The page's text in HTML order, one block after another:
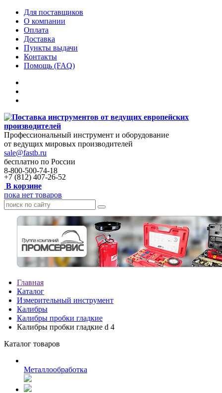
Для поставщиков
О компании
Оплата
Доставка
Пункты выдачи
Контакты
Помощь (FAQ)
Профессиональный инструмент и оборудование
от ведущих мировых производителей
sale@fastb.ru
бесплатно по России
8-800-500-74-18
+7 (812) 407-26-52
В корзине
пока нет товаров
Главная
Каталог
Измерительный инструмент
Калибры
Калибры пробки гладкие
Калибры пробки гладкие d 4
Каталог товаров
Металлообработка